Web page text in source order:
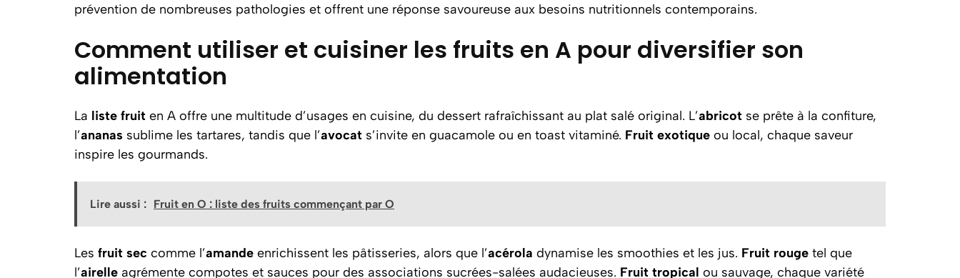
prévention de nombreuses pathologies et offrent une réponse savoureuse aux besoins nutritionnels contemporains.
Comment utiliser et cuisiner les fruits en A pour diversifier son
alimentation
La liste fruit en A offre une multitude d’usages en cuisine, du dessert rafraîchissant au plat salé original. L’abricot se prête à la confiture,
l’ananas sublime les tartares, tandis que l’avocat s’invite en guacamole ou en toast vitaminé. Fruit exotique ou local, chaque saveur
inspire les gourmands.
Lire aussi : Fruit en O : liste des fruits commençant par O
Les fruit sec comme l’amande enrichissent les pâtisseries, alors que l’acérola dynamise les smoothies et les jus. Fruit rouge tel que
l’airelle agrémente compotes et sauces pour des associations sucrées-salées audacieuses. Fruit tropical ou sauvage, chaque variété